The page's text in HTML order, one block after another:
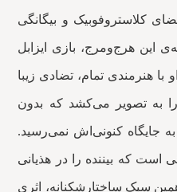
کلاستروفوبیک و بیگانگی
این هرج‌ومرج، بازی ایزابل
هنرمندی تمام، تضادی زیبا
به تصویر می‌کشد که بدون
جایگاه کنونی‌اش نمی‌رسید.
است که بیننده را در هذیانی
سبک ساختارشکنانه، اثری